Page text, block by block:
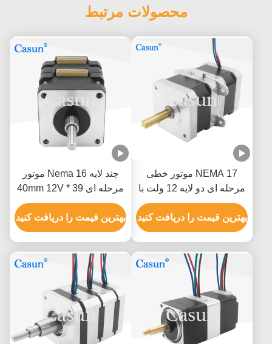
محصولات مرتبط
NEMA 17 موتور خطی
مرحله ای دو لایه 12 ولت با
موقعیت دقیق
بهترین قیمت را دریافت کنید
چند لایه Nema 16 موتور
مرحله ای 39 * 40mm 12V
برای گواهینامه CE دستگاه
پزشکی
بهترین قیمت را دریافت کنید